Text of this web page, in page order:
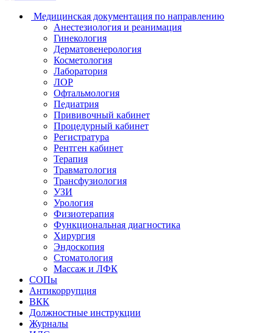
Медицинская документация по направлению
Анестезиология и реанимация
Гинекология
Дерматовенерология
Косметология
Лаборатория
ЛОР
Офтальмология
Педиатрия
Прививочный кабинет
Процедурный кабинет
Регистратура
Рентген кабинет
Терапия
Травматология
Трансфузиология
УЗИ
Урология
Физиотерапия
Функциональная диагностика
Хирургия
Эндоскопия
Стоматология
Массаж и ЛФК
СОПы
Антикоррупция
ВКК
Должностные инструкции
Журналы